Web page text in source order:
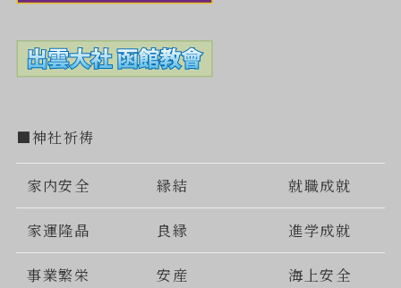
■神社祈祷
家内安全 縁結 就職成就
家運隆晶 良縁 進学成就
事業繁栄 安産 海上安全